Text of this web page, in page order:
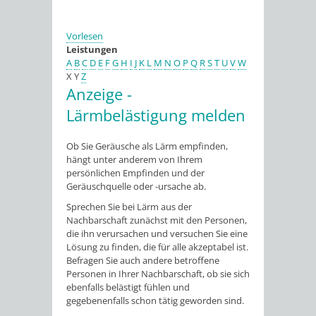
Vorlesen
Leistungen
A BC D E FG H I J K L M N O P Q RST UVW
XYZ
Anzeige -
Lärmbelästigung melden
Ob Sie Geräusche als Lärm empfinden,
hängt unter anderem von Ihrem
persönlichen Empfinden und der
Geräuschquelle oder -ursache ab.
Sprechen Sie bei Lärm aus der
Nachbarschaft zunächst mit den Personen,
die ihn verursachen und versuchen Sie eine
Lösung zu finden, die für alle akzeptabel ist.
Befragen Sie auch andere betroffene
Personen in Ihrer Nachbarschaft, ob sie sich
ebenfalls belästigt fühlen und
gegebenenfalls schon tätig geworden sind.